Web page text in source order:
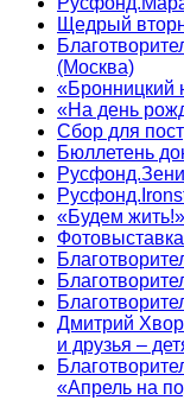
Щедрый
(Москва)
«Бронницкий
«На день
Сбор для
Бюллетень
«Будем
Дмитрий
и друзья –
«Апрель на